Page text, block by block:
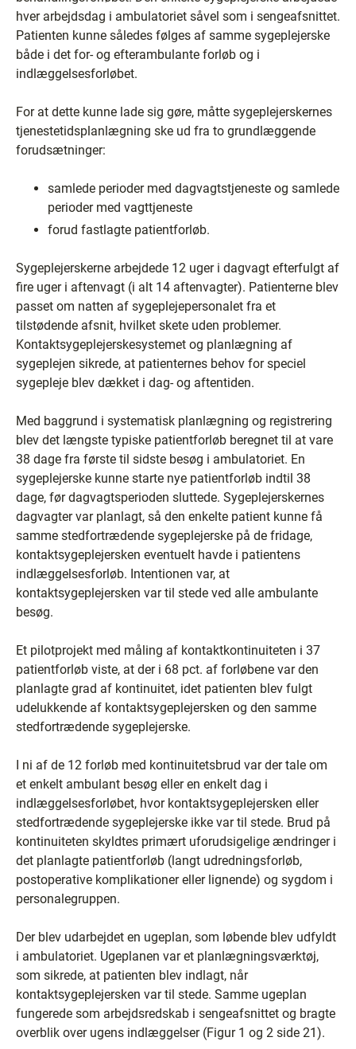
hver arbejdsdag i ambulatoriet såvel som i sengeafsnittet.
Patienten kunne således følges af samme sygeplejerske
både i det for- og efterambulante forløb og i
indlæggelsesforløbet.
For at dette kunne lade sig gøre, måtte sygeplejerskernes
tjenestetidsplanlægning ske ud fra to grundlæggende
forudsætninger:
samlede perioder med dagvagtstjeneste og samlede
perioder med vagttjeneste
forud fastlagte patientforløb.
Sygeplejerskerne arbejdede 12 uger i dagvagt efterfulgt af
fire uger i aftenvagt (i alt 14 aftenvagter). Patienterne blev
passet om natten af sygeplejepersonalet fra et
tilstødende afsnit, hvilket skete uden problemer.
Kontaktsygeplejerskesystemet og planlægning af
sygeplejen sikrede, at patienternes behov for speciel
sygepleje blev dækket i dag- og aftentiden.
Med baggrund i systematisk planlægning og registrering
blev det længste typiske patientforløb beregnet til at vare
38 dage fra første til sidste besøg i ambulatoriet. En
sygeplejerske kunne starte nye patientforløb indtil 38
dage, før dagvagtsperioden sluttede. Sygeplejerskernes
dagvagter var planlagt, så den enkelte patient kunne få
samme stedfortrædende sygeplejerske på de fridage,
kontaktsygeplejersken eventuelt havde i patientens
indlæggelsesforløb. Intentionen var, at
kontaktsygeplejersken var til stede ved alle ambulante
besøg.
Et pilotprojekt med måling af kontaktkontinuiteten i 37
patientforløb viste, at der i 68 pct. af forløbene var den
planlagte grad af kontinuitet, idet patienten blev fulgt
udelukkende af kontaktsygeplejersken og den samme
stedfortrædende sygeplejerske.
I ni af de 12 forløb med kontinuitetsbrud var der tale om
et enkelt ambulant besøg eller en enkelt dag i
indlæggelsesforløbet, hvor kontaktsygeplejersken eller
stedfortrædende sygeplejerske ikke var til stede. Brud på
kontinuiteten skyldtes primært uforudsigelige ændringer i
det planlagte patientforløb (langt udredningsforløb,
postoperative komplikationer eller lignende) og sygdom i
personalegruppen.
Der blev udarbejdet en ugeplan, som løbende blev udfyldt
i ambulatoriet. Ugeplanen var et planlægningsværktøj,
som sikrede, at patienten blev indlagt, når
kontaktsygeplejersken var til stede. Samme ugeplan
fungerede som arbejdsredskab i sengeafsnittet og bragte
overblik over ugens indlæggelser (Figur 1 og 2 side 21).